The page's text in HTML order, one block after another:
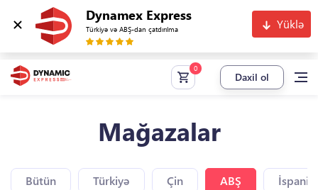
Dynamex Express
Türkiyə və ABŞ-dan çatdırılma Yüklə
Daxil ol
Mağazalar
Bütün Türkiyə Çin ABŞ